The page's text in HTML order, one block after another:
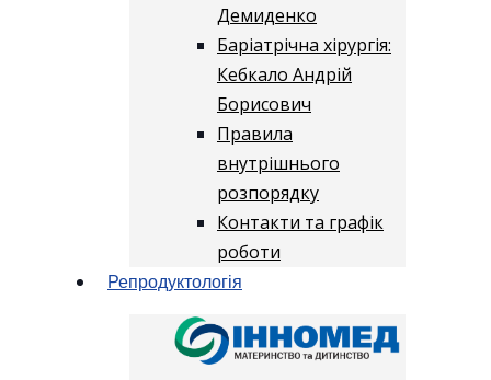
Демиденко
Баріатрічна хірургія:
Кебкало Андрій
Борисович
Правила
внутрішнього
розпорядку
Контакти та графік
роботи
Репродуктологія